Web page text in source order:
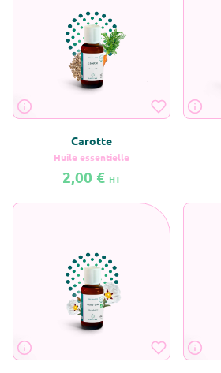
Carotte
Huile essentielle
2,00 € HT